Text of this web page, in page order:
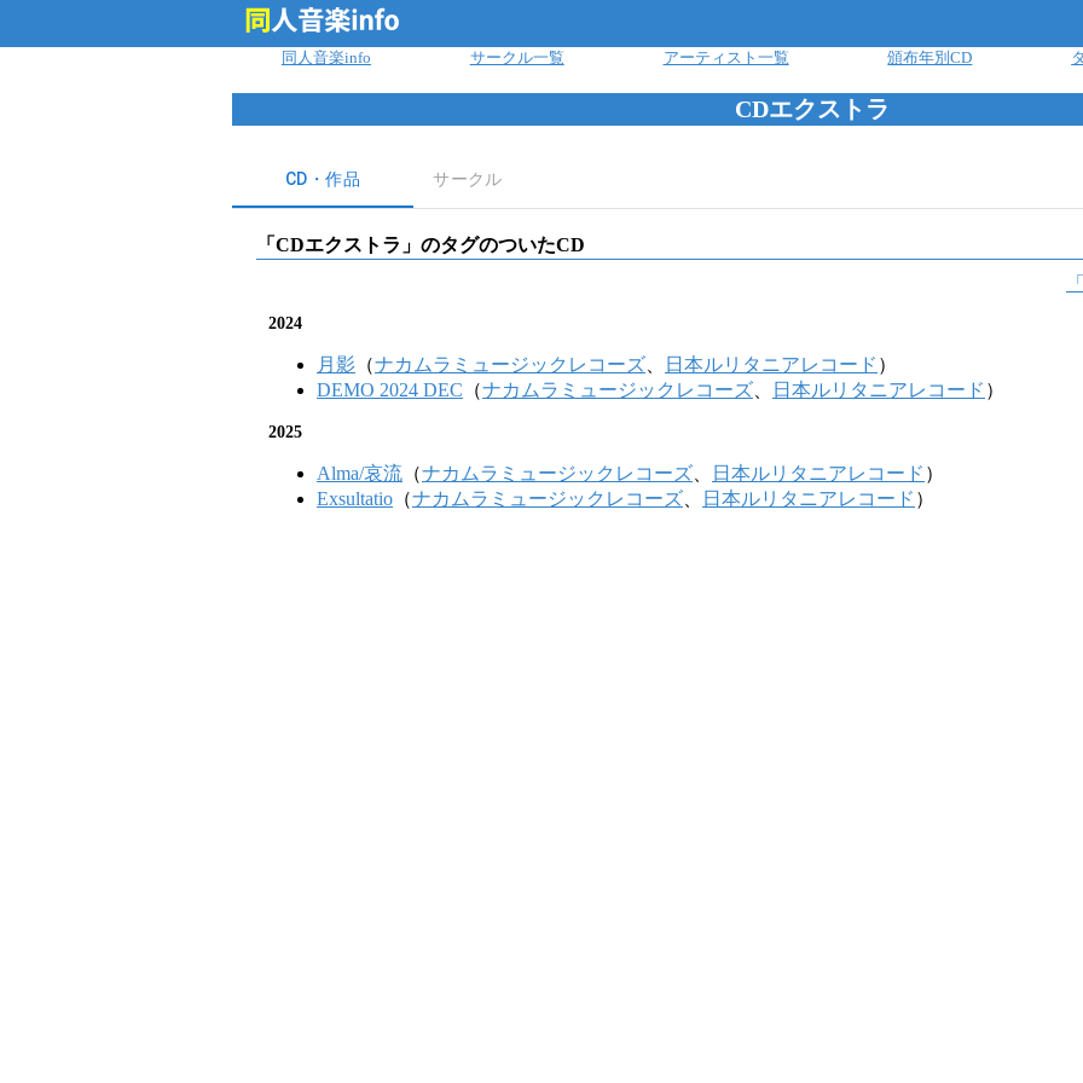
同人音楽info サークル一覧 アーティスト一覧 頒布年別CD
CDエクストラ
CD・作品 サークル
「 CDエクストラ 」のタグのついたCD
「
2024
月影 （ナカムラミュージックレコーズ 日本ルリタニアレコード ）
DEMO 2024 DEC （ナカムラミュージックレコーズ 日本ルリタニアレコード ）
2025
Alma/哀流 （ナカムラミュージックレコーズ 日本ルリタニアレコード ）
Exsultatio （ナカムラミュージックレコーズ 日本ルリタニアレコード ）